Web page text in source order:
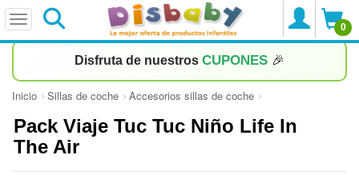
0
Disfruta de nuestros CUPONES 🎉
Inicio Sillas de coche Accesorios sillas de coche
Pack Viaje Tuc Tuc Niño Life In
The Air